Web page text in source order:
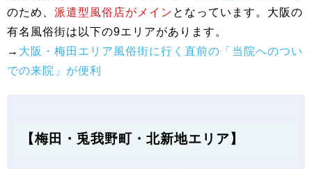
のため、 派遣型風俗店がメイン となっています。大阪の
有名風俗街は以下の9エリアがあります。
→ 大阪・梅田エリア風俗街に行く直前の「当院へのつい
での来院」が便利
【梅田・兎我野町・北新地エリア】